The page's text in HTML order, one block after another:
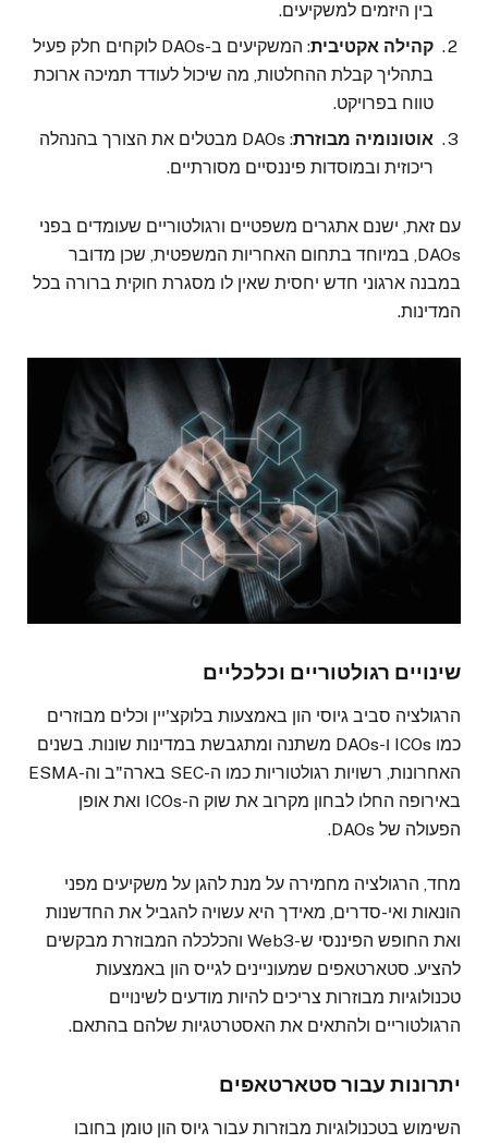
בין היזמים למשקיעים.
קהילה אקטיבית
: המשקיעים ב-DAOs לוקחים חלק פעיל
בתהליך קבלת ההחלטות, מה שיכול לעודד תמיכה ארוכת
טווח בפרויקט.
אוטונומיה מבוזרת
: DAOs מבטלים את הצורך בהנהלה
ריכוזית ובמוסדות פיננסיים מסורתיים.
עם זאת, ישנם אתגרים משפטיים ורגולטוריים שעומדים בפני
DAOs, במיוחד בתחום האחריות המשפטית, שכן מדובר
במבנה ארגוני חדש יחסית שאין לו מסגרת חוקית ברורה בכל
המדינות.
שינויים רגולטוריים וכלכליים
הרגולציה סביב גיוסי הון באמצעות בלוקצ'יין וכלים מבוזרים
כמו ICOs ו-DAOs משתנה ומתגבשת במדינות שונות. בשנים
האחרונות, רשויות רגולטוריות כמו ה-SEC בארה"ב וה-ESMA
באירופה החלו לבחון מקרוב את שוק ה-ICOs ואת אופן
הפעולה של DAOs.
מחד, הרגולציה מחמירה על מנת להגן על משקיעים מפני
הונאות ואי-סדרים, מאידך היא עשויה להגביל את החדשנות
ואת החופש הפיננסי ש-Web3 והכלכלה המבוזרת מבקשים
להציע. סטארטאפים שמעוניינים לגייס הון באמצעות
טכנולוגיות מבוזרות צריכים להיות מודעים לשינויים
הרגולטוריים ולהתאים את האסטרטגיות שלהם בהתאם.
יתרונות עבור סטארטאפים
השימוש בטכנולוגיות מבוזרות עבור גיוס הון טומן בחובו